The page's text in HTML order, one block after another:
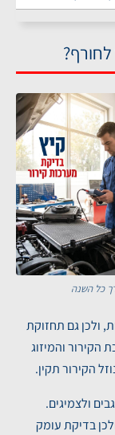
כל השנה
ולכן גם תחזוקת
והמיזוג
הקירור תקין.
ולצמיגים.
בדיקת עומק